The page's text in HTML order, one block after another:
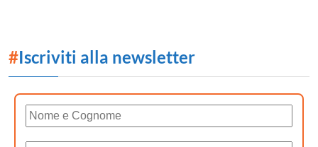
#Iscriviti alla newsletter